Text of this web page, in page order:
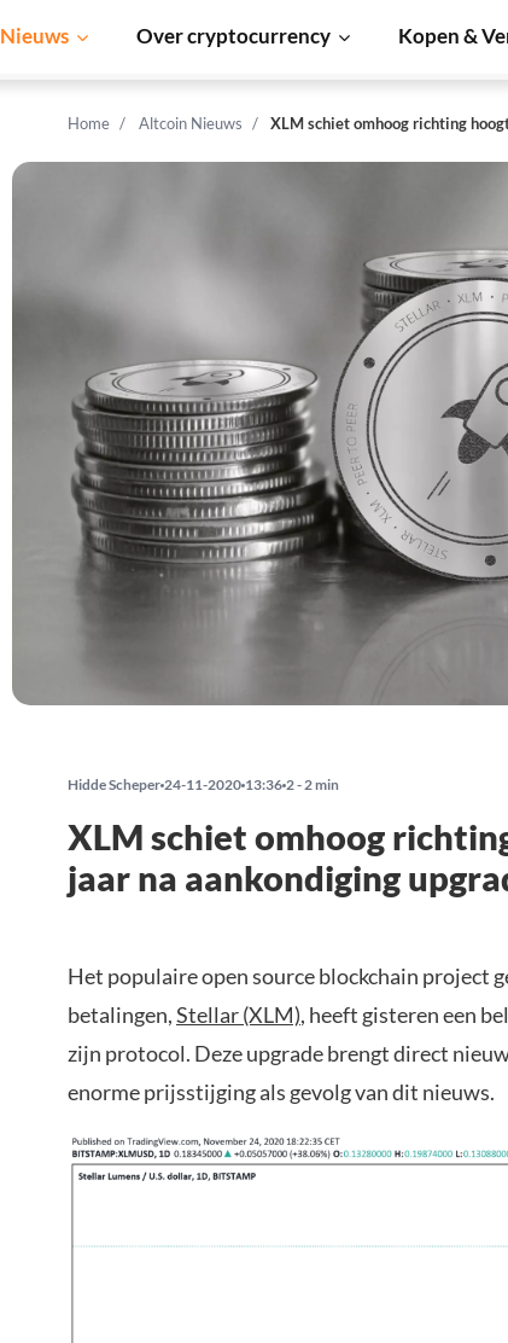
Nieuws Over cryptocurrency Kopen &
Home Altcoin Nieuws XLM schiet omhoog richting
Hidde Scheper 24-11-2020 13:36 2 - 2 min
XLM schiet omhoog
jaar na aankondiging
Het populaire open source blockchain project
betalingen,Stellar (XLM), heeft gisteren een
zijn protocol. Deze upgrade brengt direct
enorme prijsstijging als gevolg van dit nieuws.